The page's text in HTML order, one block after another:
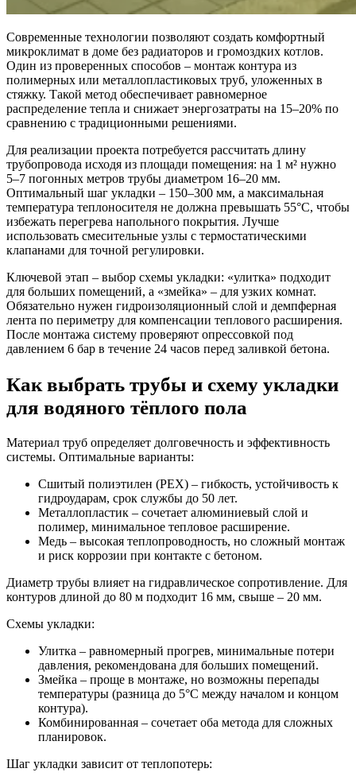
Современные технологии позволяют создать комфортный
микроклимат в доме без радиаторов и громоздких котлов.
Один из проверенных способов – монтаж контура из
полимерных или металлопластиковых труб, уложенных в
стяжку. Такой метод обеспечивает равномерное
распределение тепла и снижает энергозатраты на 15–20% по
сравнению с традиционными решениями.
Для реализации проекта потребуется рассчитать длину
трубопровода исходя из площади помещения: на 1 м² нужно
5–7 погонных метров трубы диаметром 16–20 мм.
Оптимальный шаг укладки – 150–300 мм, а максимальная
температура теплоносителя не должна превышать 55°C, чтобы
избежать перегрева напольного покрытия. Лучше
использовать смесительные узлы с термостатическими
клапанами для точной регулировки.
Ключевой этап – выбор схемы укладки: «улитка» подходит
для больших помещений, а «змейка» – для узких комнат.
Обязательно нужен гидроизоляционный слой и демпферная
лента по периметру для компенсации теплового расширения.
После монтажа систему проверяют опрессовкой под
давлением 6 бар в течение 24 часов перед заливкой бетона.
Как выбрать трубы и схему укладки
для водяного тёплого пола
Материал труб определяет долговечность и эффективность
системы. Оптимальные варианты:
Сшитый полиэтилен (PEX) – гибкость, устойчивость к
гидроударам, срок службы до 50 лет.
Металлопластик – сочетает алюминиевый слой и
полимер, минимальное тепловое расширение.
Медь – высокая теплопроводность, но сложный монтаж
и риск коррозии при контакте с бетоном.
Диаметр трубы влияет на гидравлическое сопротивление. Для
контуров длиной до 80 м подходит 16 мм, свыше – 20 мм.
Схемы укладки:
Улитка – равномерный прогрев, минимальные потери
давления, рекомендована для больших помещений.
Змейка – проще в монтаже, но возможны перепады
температуры (разница до 5°C между началом и концом
контура).
Комбинированная – сочетает оба метода для сложных
планировок.
Шаг укладки зависит от теплопотерь: